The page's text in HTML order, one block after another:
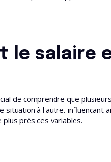
le salaire
de comprendre que
à l'autre, influençant
plus près ces variables.